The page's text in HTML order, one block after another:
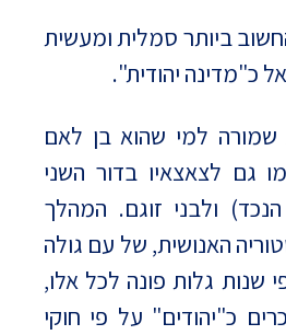
ביותר סמלית ומעשית
כ"מדינה יהודית".
שמורה למי שהוא בן לאם
גם לצאצאיו בדור השני
ולבני זוגם. המהלך
האנושית, של עם גולה
גלות פונה לכל אלו,
כ"יהודים" על פי חוקי